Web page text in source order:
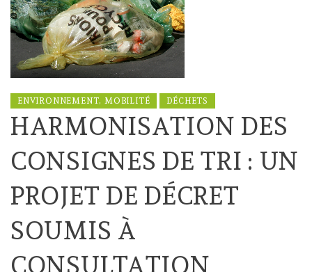
ENVIRONNEMENT, MOBILITÉ DÉCHETS
HARMONISATION DES
CONSIGNES DE TRI : UN
PROJET DE DÉCRET
SOUMIS À
CONSULTATION